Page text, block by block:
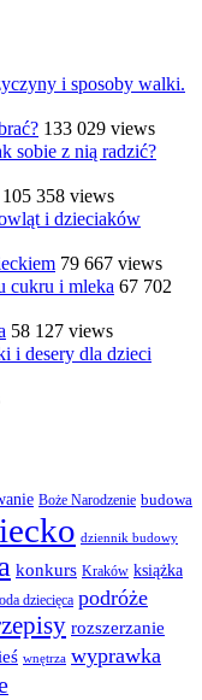
i sposoby walki.
133 029 views
sobie z nią radzić?
105 358 views
i dzieciaków
79 667 views
cukru i mleka 67 702
58 127 views
i desery dla dzieci
Boże Narodzenie budowa
dziennik budowy
konkurs Kraków książka
dziecięca podróże
rozszerzanie
wnętrza wyprawka